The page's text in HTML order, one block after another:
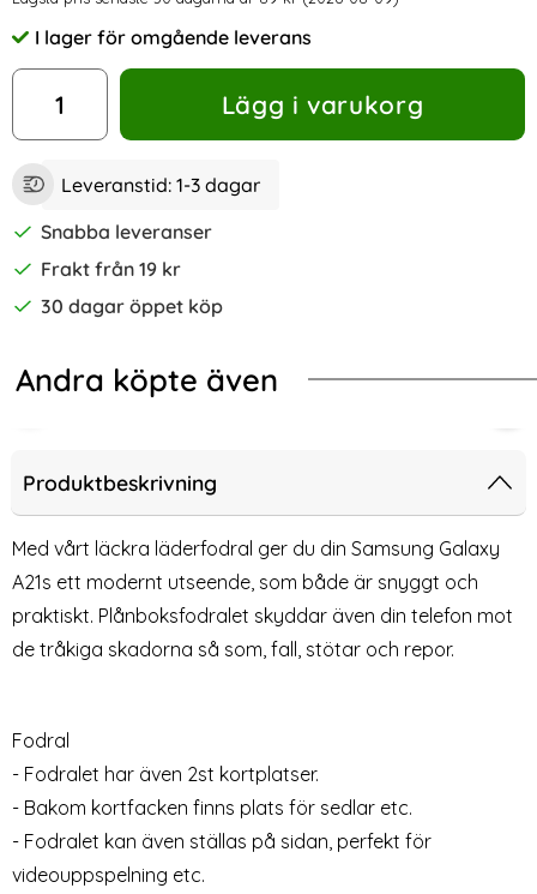
Tillgänglighet:
I lager för omgående leverans
antal
Lägg i varukorg
Leveranstid: 1-3 dagar
Snabba leveranser
Frakt från 19 kr
30 dagar öppet köp
Andra köpte även
I Äkta Läder - Välj Färg! (Svart)
Skal 2 in 1 - Svart
A21s - Plånboksfodral / Magnet Skal 2 in 1 - Svart
Samsung Galaxy A21s -
Vit (Vit)
Art. nr 9407
rea pris
89 krtidigare pris
129 kr Välj ...
Samsung Galaxy A21s -
Samsung Galaxy A21s - 2-
Glas
Art. nr 9513
rea pris
59 kr tidigare pris
199 kr
Lagervara
Samsung Galaxy A21s - 2-Pack
Produktbeskrivning
Med vårt läckra läderfodral ger du din Samsung Galaxy
A21s ett modernt utseende, som både är snyggt och
praktiskt. Plånboksfodralet skyddar även din telefon mot
de tråkiga skadorna så som, fall, stötar och repor.
Fodral
- Fodralet har även 2st kortplatser.
- Bakom kortfacken finns plats för sedlar etc.
- Fodralet kan även ställas på sidan, perfekt för
videouppspelning etc.